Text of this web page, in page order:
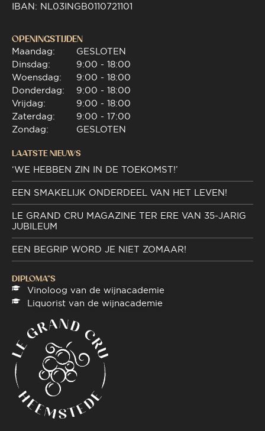
IBAN: NL03INGB0110721101
OPENINGSTIJDEN
Maandag:
Dinsdag:
Woensdag:
Donderdag:
Vrijdag:
Zaterdag:
Zondag:
GESLOTEN
9:00 - 18:00
9:00 - 18:00
9:00 - 18:00
9:00 - 18:00
9:00 - 17:00
GESLOTEN
LAATSTE NIEUWS
‘WE HEBBEN ZIN IN DE TOEKOMST!’
EEN SMAKELIJK ONDERDEEL VAN HET LEVEN!
LE GRAND CRU MAGAZINE TER ERE VAN 35-JARIG
JUBILEUM
EEN BEGRIP WORD JE NIET ZOMAAR!
DIPLOMA"S
Vinoloog van de wijnacademie
Liquorist van de wijnacademie